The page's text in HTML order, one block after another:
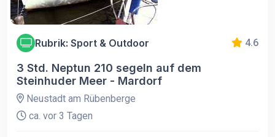
Rubrik: Sport & Outdoor 4.6
3 Std. Neptun 210 segeln auf dem
Steinhuder Meer - Mardorf
Neustadt am Rübenberge
ca. vor 3 Tagen